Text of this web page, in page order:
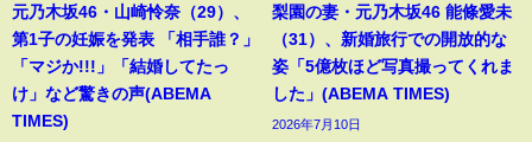
元乃木坂46・山崎怜奈（29）、
第1子の妊娠を発表 「相手誰？」
「マジか!!!」「結婚してたっ
け」など驚きの声(ABEMA
TIMES)
梨園の妻・元乃木坂46 能條愛未
（31）、新婚旅行での開放的な
姿「5億枚ほど写真撮ってくれま
した」(ABEMA TIMES)
2026年7月10日